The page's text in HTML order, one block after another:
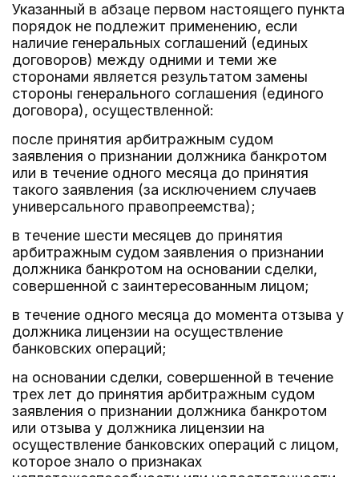
Указанный в абзаце первом настоящего пункта
порядок не подлежит применению, если
наличие генеральных соглашений (единых
договоров) между одними и теми же
сторонами является результатом замены
стороны генерального соглашения (единого
договора), осуществленной:
после принятия арбитражным судом
заявления о признании должника банкротом
или в течение одного месяца до принятия
такого заявления (за исключением случаев
универсального правопреемства);
в течение шести месяцев до принятия
арбитражным судом заявления о признании
должника банкротом на основании сделки,
совершенной с заинтересованным лицом;
в течение одного месяца до момента отзыва у
должника лицензии на осуществление
банковских операций;
на основании сделки, совершенной в течение
трех лет до принятия арбитражным судом
заявления о признании должника банкротом
или отзыва у должника лицензии на
осуществление банковских операций с лицом,
которое знало о признаках